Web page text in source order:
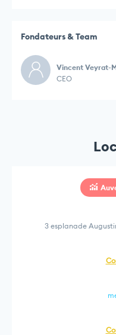
Fondateurs & Team
Vincent Veyrat-
CEO
3 esplanade